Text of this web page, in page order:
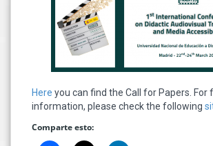
Here you can find the Call for Papers. For
information, please check the following
Comparte esto: